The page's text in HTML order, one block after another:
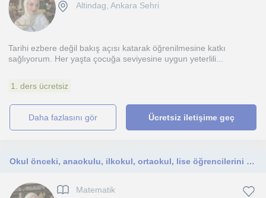
Altindag, Ankara Sehri
Tarihi ezbere değil bakış açısı katarak öğrenilmesine katkı
sağlıyorum. Her yaşta çocuğa seviyesine uygun yeterlili...
1. ders ücretsiz
daha fazlasını gör Ücretsiz iletişime geç
Okul önceki, anaokulu, ilkokul, ortaokul, lise öğrencilerini ders verilir
Matematik